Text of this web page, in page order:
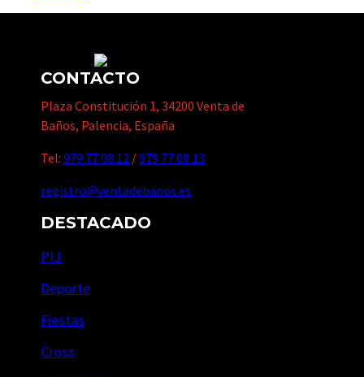
CONTACTO
Plaza Constitución 1, 34200 Venta de
Baños, Palencia, España
Tel: 979 77 08 12 /979 77 08 13
registro@ventadebanos.es
DESTACADO
PIJ
Deporte
Fiestas
Cross